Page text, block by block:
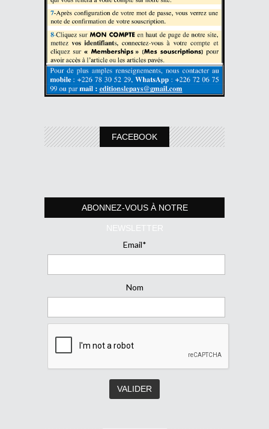
FACEBOOK
ABONNEZ-VOUS À NOTRE
NEWSLETTER
Email*
Nom